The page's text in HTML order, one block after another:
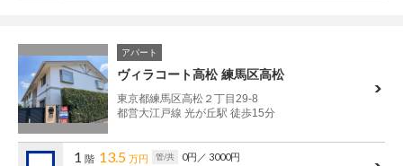
アパート
ヴィラコート高松 練馬区高松
東京都練馬区高松２丁目29-8
都営大江戸線 光が丘駅 徒歩15分
1 階 13.5 万円 管/共 0円 ／ 3000円